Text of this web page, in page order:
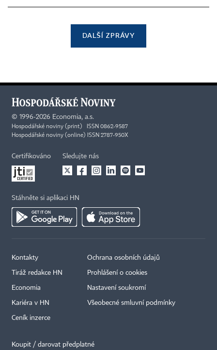
DALŠÍ ZPRÁVY
© 1996-2026 Economia, a.s.
Hospodářské noviny (print) ISSN 0862-9587
Hospodářské noviny (online) ISSN 2787-950X
Certifikováno Sledujte nás
Stáhněte si aplikaci HN
Kontakty
Tiráž redakce HN
Economia
Kariéra v HN
Ceník inzerce
Ochrana osobních údajů
Prohlášení o cookies
Nastavení soukromí
Všeobecné smluvní podmínky
Koupit / darovat předplatné